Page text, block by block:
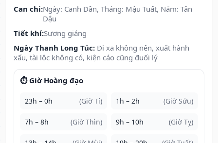
Can chi:Ngày: Canh Dần, Tháng: Mậu Tuất, Năm: Tân
Dậu
Tiết khí:Sương giáng
Ngày Thanh Long Túc: Đi xa không nên, xuất hành
xấu, tài lộc không có, kiện cáo cũng đuối lý
⏱️ Giờ Hoàng đạo
23h – 0h (Giờ Tí) 1h – 2h (Giờ Sửu)
7h – 8h (Giờ Thìn) 9h – 10h (Giờ Tỵ)